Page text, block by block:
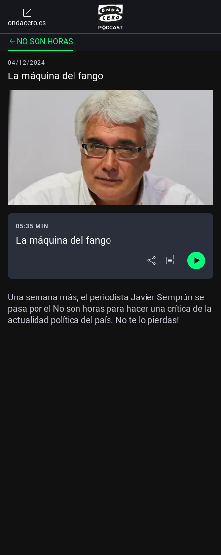
ondacero.es
NO SON HORAS
04/12/2024
La máquina del fango
05:35 MIN
La máquina del fango
Una semana más, el periodista Javier Semprún se
pasa por el No son horas para hacer una crítica de la
actualidad política del país. No te lo pierdas!